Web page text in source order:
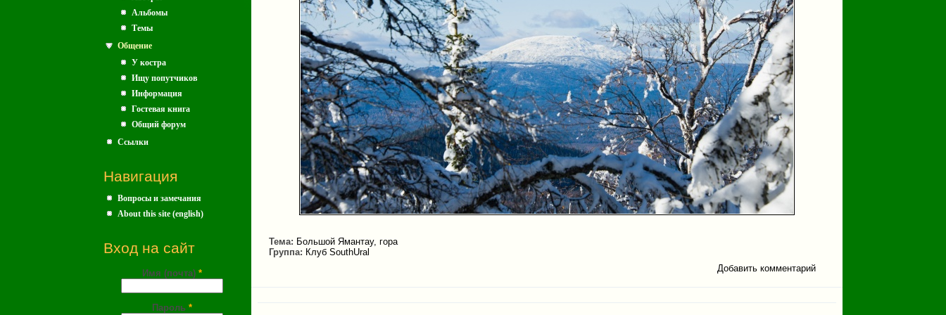
Альбомы
Темы
Общение
У костра
Ищу попутчиков
Информация
Гостевая книга
Общий форум
Ссылки
Навигация
Вопросы и замечания
About this site (english)
Вход на сайт
Имя (почта) *
Пароль *
Тема: Большой Ямантау, гора
Группа: Клуб SouthUral
Добавить комментарий